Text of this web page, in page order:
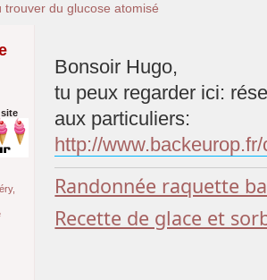
trouver du glucose atomisé
Bonsoir Hugo,
tu peux regarder ici:
aux particuliers:
http://
Randonnée raquette
Recette de glace et